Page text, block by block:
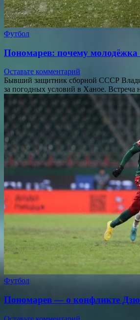
Футбол
Пономарев: почему молодёжка
Оставьте комментарий
Бывший защитник сборной СССР
за погодных условий в Ханое.
Футбол
Пономарев — о конфликте